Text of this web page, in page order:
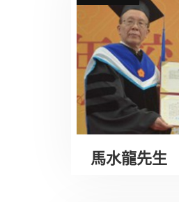
馬水龍先生